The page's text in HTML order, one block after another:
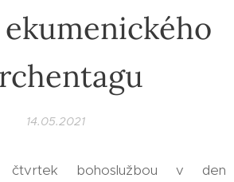
14.05.2021
bohoslužbou v den